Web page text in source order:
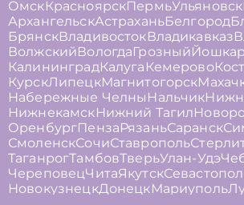
ОмскКрасноярскПермьУльяновск
АрхангельскАстраханьБелгород
БрянскВладивостокВладикавказ
ВолжскийВологдаГрозный
КалининградКалуга Кемерово
КурскЛипецкМагнитогорск
Набережные Челны Нальчик
НижнекамскНижний Тагил
ОренбургПензаРязаньСаранск
СмоленскСочиСтаврополь
ТаганрогТамбовТверьУлан-Удэ
ЧереповецЧитаЯкутск
НовокузнецкДонецкМариуполь